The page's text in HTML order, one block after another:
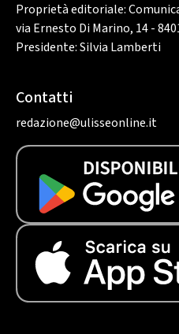
Proprietà editoriale:
via Ernesto Di Marino, 14 -
Presidente: Silvia Lamberti
Contatti
redazione@ulisseonline.it